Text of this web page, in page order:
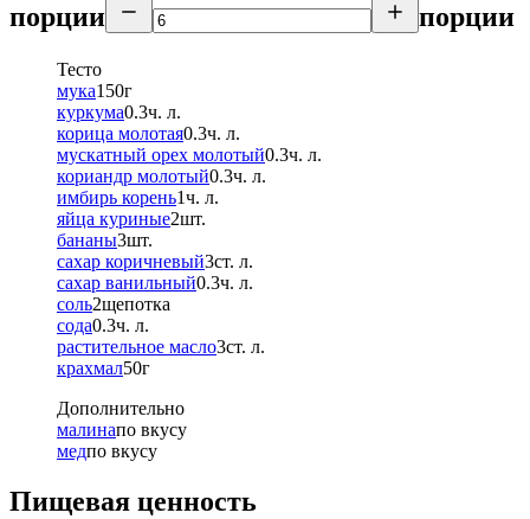
порции порции
Тесто
мука150г
куркума0.3ч. л.
корица молотая0.3ч. л.
мускатный орех молотый0.3ч. л.
кориандр молотый0.3ч. л.
имбирь корень1ч. л.
яйца куриные2шт.
бананы3шт.
сахар коричневый3ст. л.
сахар ванильный0.3ч. л.
соль2щепотка
сода0.3ч. л.
растительное масло3ст. л.
крахмал50г
Дополнительно
малинапо вкусу
медпо вкусу
Пищевая ценность